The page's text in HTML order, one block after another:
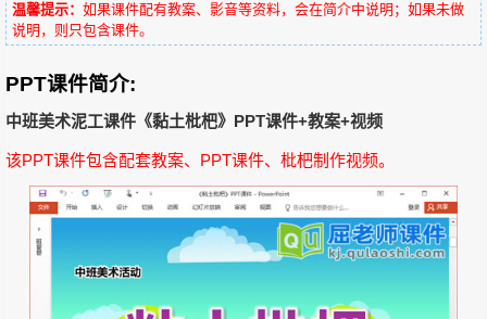
温馨提示： 如果课件配有教案、影音等资料，会在简介中说明；如果未做
说明，则只包含课件。
PPT课件简介:
中班美术泥工课件《黏土枇杷》PPT课件+教案+视频
该PPT课件包含配套教案、PPT课件、枇杷制作视频。